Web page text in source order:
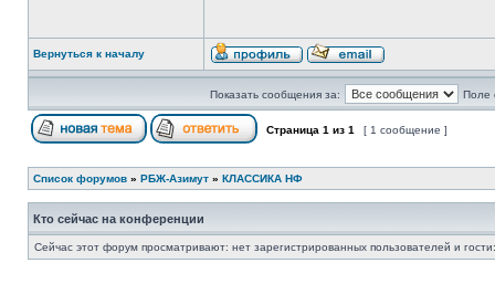
Вернуться к началу
Показать сообщения за: Поле
Страница 1 из 1 [ 1 сообщение ]
Список форумов » РБЖ-Азимут » КЛАССИКА НФ
Кто сейчас на конференции
Сейчас этот форум просматривают: нет зарегистрированных пользователей и